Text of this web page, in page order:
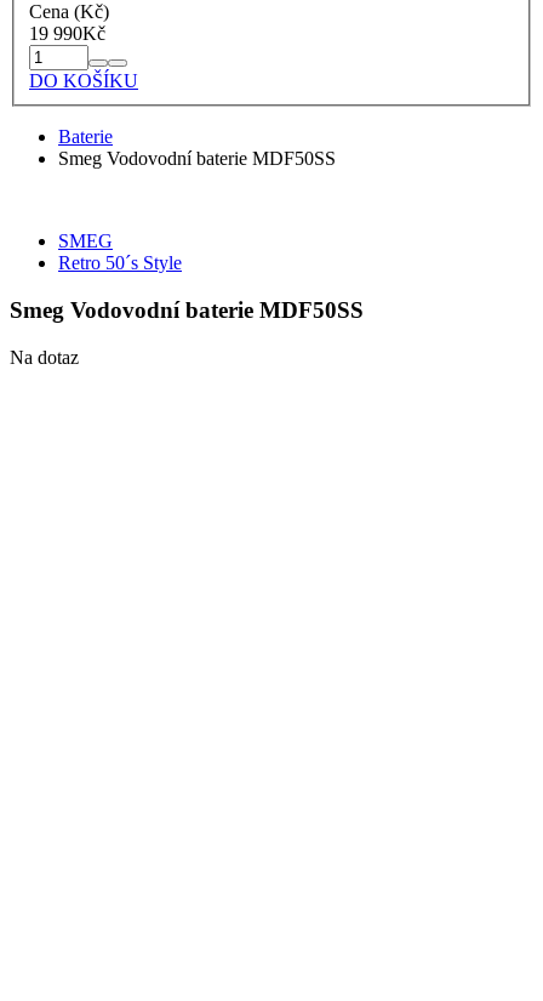
Cena (Kč)
19 990Kč
DO KOŠÍKU
Baterie
Smeg Vodovodní baterie MDF50SS
SMEG
Retro 50´s Style
Smeg Vodovodní baterie MDF50SS
Na dotaz